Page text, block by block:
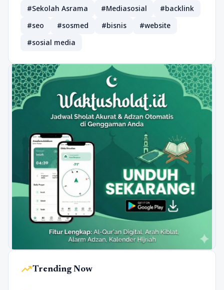
#Sekolah Asrama
#Mediasosial
#backlink
#seo
#sosmed #bisnis
#website
#sosial media
trending_upTrending Now